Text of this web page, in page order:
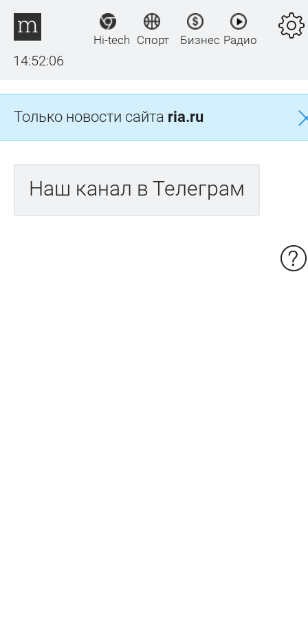
14:52:07
Hi-tech Спорт Бизнес Радио
Только новости сайта ria.ru
Наш канал в Телеграм